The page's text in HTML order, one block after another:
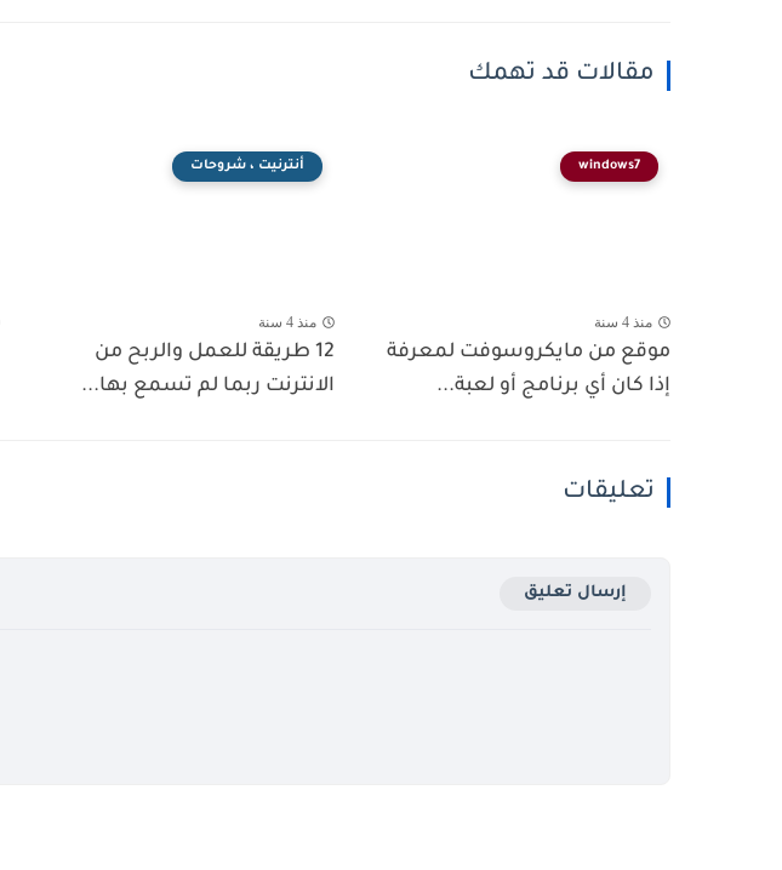
مقالات قد تهمك
windows7
منذ 4 سنة
موقع من مايكروسوفت لمعرفة
إذا كان أي برنامج أو لعبة...
أنترنيت ، شروحات
منذ 4 سنة
12 طريقة للعمل والربح من
الانترنت ربما لم تسمع بها...
تعليقات
إرسال تعليق